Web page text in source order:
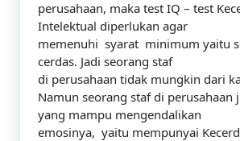
perusahaan, maka test IQ – test
Intelektual diperlukan agar
memenuhi syarat minimum yaitu
cerdas. Jadi seorang staf
di perusahaan tidak mungkin dari
Namun seorang staf di perusahaan
yang mampu mengendalikan
emosinya, yaitu mempunyai